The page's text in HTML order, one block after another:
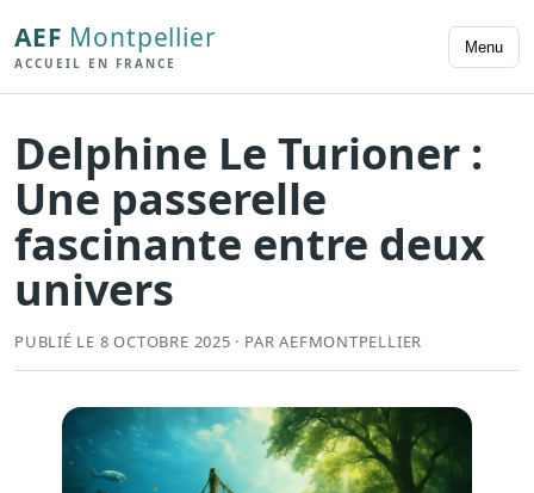
AEF Montpellier
ACCUEIL EN FRANCE
Menu
Delphine Le Turioner :
Une passerelle
fascinante entre deux
univers
PUBLIÉ LE 8 OCTOBRE 2025 · PAR AEFMONTPELLIER